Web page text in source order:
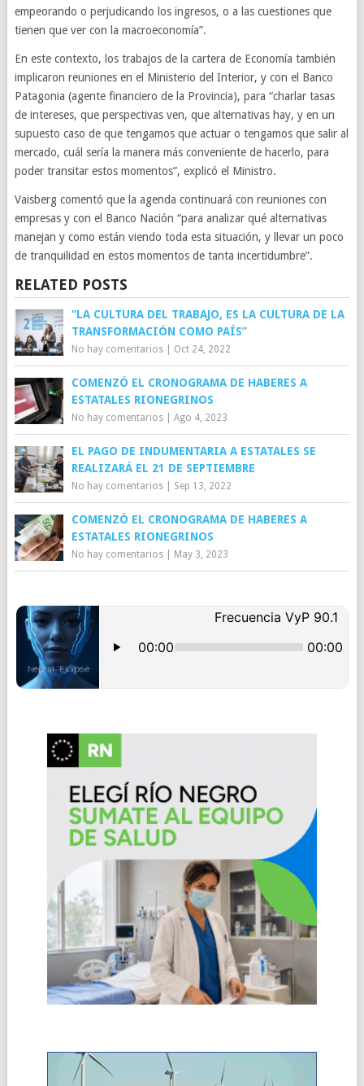
empeorando o perjudicando los ingresos, o a las cuestiones que
tienen que ver con la macroeconomía”.
En este contexto, los trabajos de la cartera de Economía también
implicaron reuniones en el Ministerio del Interior, y con el Banco
Patagonia (agente financiero de la Provincia), para “charlar tasas
de intereses, que perspectivas ven, que alternativas hay, y en un
supuesto caso de que tengamos que actuar o tengamos que salir al
mercado, cuál sería la manera más conveniente de hacerlo, para
poder transitar estos momentos”, explicó el Ministro.
Vaisberg comentó que la agenda continuará con reuniones con
empresas y con el Banco Nación “para analizar qué alternativas
manejan y como están viendo toda esta situación, y llevar un poco
de tranquilidad en estos momentos de tanta incertidumbre”.
RELATED POSTS
“LA CULTURA DEL TRABAJO, ES LA CULTURA DE LA
TRANSFORMACIÓN COMO PAÍS”
No hay comentarios| Oct 24, 2022
COMENZÓ EL CRONOGRAMA DE HABERES A
ESTATALES RIONEGRINOS
No hay comentarios| Ago 4, 2023
EL PAGO DE INDUMENTARIA A ESTATALES SE
REALIZARÁ EL 21 DE SEPTIEMBRE
No hay comentarios| Sep 13, 2022
COMENZÓ EL CRONOGRAMA DE HABERES A
ESTATALES RIONEGRINOS
No hay comentarios| May 3, 2023